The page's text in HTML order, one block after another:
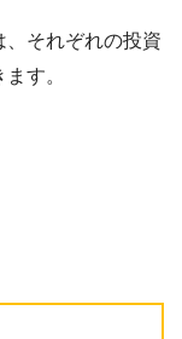
、それぞれの投資
す。